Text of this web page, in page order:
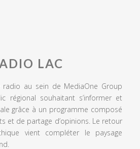
LAC
au sein de MediaOne Group
régional souhaitant s’informer et
grâce à un programme composé
et de partage d’opinions. Le retour
vient compléter le paysage